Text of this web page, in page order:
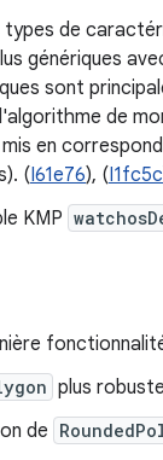
de
génériques
sont
de
en
(I61e76), (I1fc5c
KMP
plus
de